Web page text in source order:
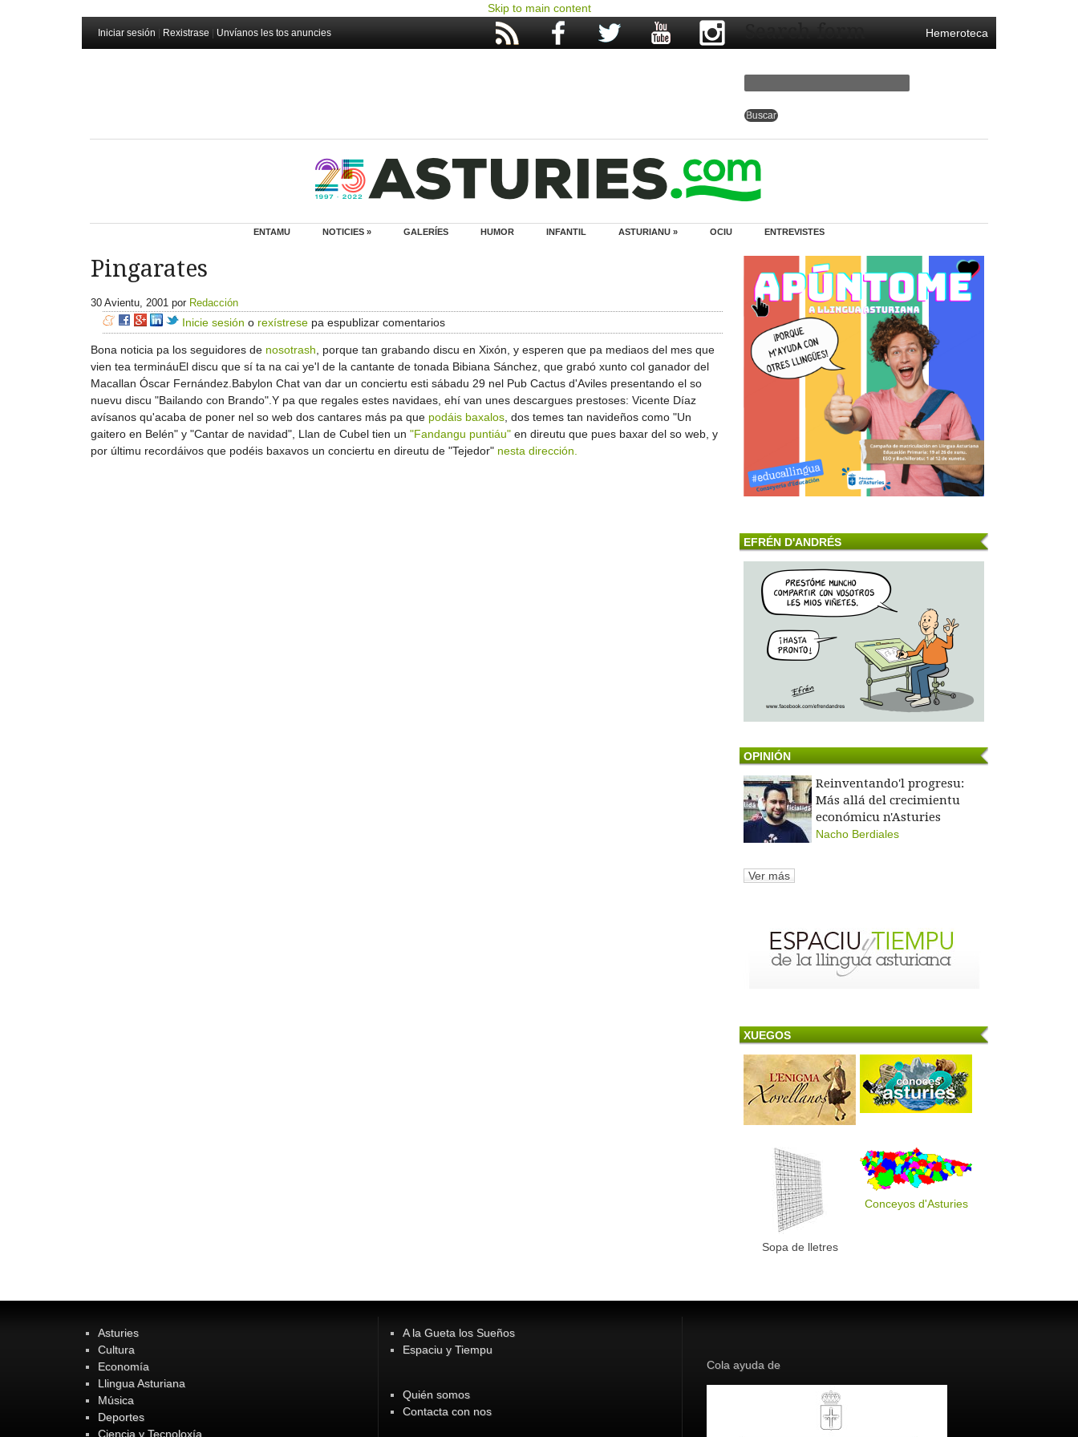
Skip to main content
Iniciar sesión Rexistrase Unvíanos les tos anuncies Hemeroteca
Search form
ENTAMU NOTICIES » GALERÍES HUMOR INFANTIL ASTURIANU » OCIU ENTREVISTES
Pingarates
30 Avientu, 2001 por Redacción
Inicie sesión o rexístrese pa espublizar comentarios
Bona noticia pa los seguidores de nosotrash , porque tan grabando discu en Xixón, y esperen que pa mediaos del mes que
vien tea termináuEl discu que sí ta na cai ye'l de la cantante de tonada Bibiana Sánchez, que grabó xunto col ganador del
Macallan Óscar Fernández.Babylon Chat van dar un conciertu esti sábadu 29 nel Pub Cactus d'Aviles presentando el so
nuevu discu "Bailando con Brando".Y pa que regales estes navidaes, ehí van unes descargues prestoses: Vicente Díaz
avísanos qu'acaba de poner nel so web dos cantares más pa que podáis baxalos , dos temes tan navideños como "Un
gaitero en Belén" y "Cantar de navidad", Llan de Cubel tien un "Fandangu puntiáu" en direutu que pues baxar del so web, y
por últimu recordáivos que podéis baxavos un conciertu en direutu de "Tejedor" nesta dirección.
EFRÉN D'ANDRÉS
OPINIÓN
Reinventando'l progresu:
Más allá del crecimientu
económicu n'Asturies
Nacho Berdiales
Ver más
XUEGOS
Sopa de lletres
Conceyos d'Asturies
Asturies
Cultura
Economía
Llingua Asturiana
Música
Deportes
Ciencia y Tecnoloxía
A la Gueta los Sueños
Espaciu y Tiempu
Quién somos
Contacta con nos
Cola ayuda de